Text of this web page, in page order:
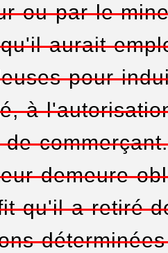
ou par le
aurait
pour
à
commerçant.
demeure
qu'il a retiré